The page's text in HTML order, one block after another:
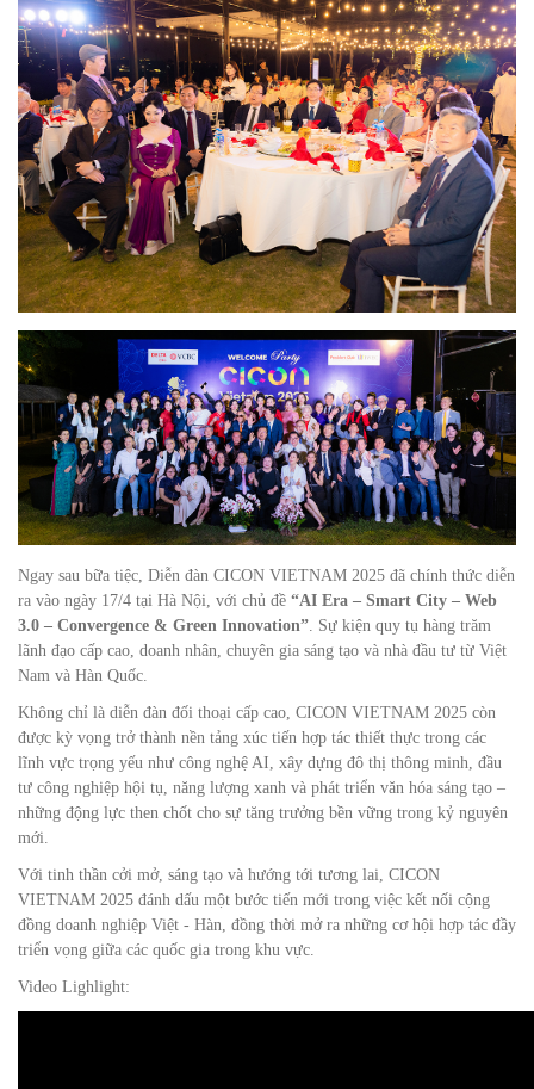
Ngay sau bữa tiệc, Diễn đàn CICON VIETNAM 2025 đã chính thức diễn
ra vào ngày 17/4 tại Hà Nội, với chủ đề “AI Era – Smart City – Web
3.0 – Convergence & Green Innovation”. Sự kiện quy tụ hàng trăm
lãnh đạo cấp cao, doanh nhân, chuyên gia sáng tạo và nhà đầu tư từ Việt
Nam và Hàn Quốc.
Không chỉ là diễn đàn đối thoại cấp cao, CICON VIETNAM 2025 còn
được kỳ vọng trở thành nền tảng xúc tiến hợp tác thiết thực trong các
lĩnh vực trọng yếu như công nghệ AI, xây dựng đô thị thông minh, đầu
tư công nghiệp hội tụ, năng lượng xanh và phát triển văn hóa sáng tạo –
những động lực then chốt cho sự tăng trưởng bền vững trong kỷ nguyên
mới.
Với tinh thần cởi mở, sáng tạo và hướng tới tương lai, CICON
VIETNAM 2025 đánh dấu một bước tiến mới trong việc kết nối cộng
đồng doanh nghiệp Việt - Hàn, đồng thời mở ra những cơ hội hợp tác đầy
triển vọng giữa các quốc gia trong khu vực.
Video Lighlight: